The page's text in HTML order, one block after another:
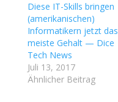
b
e
r
T
w
i
t
t
e
r
z
u
F
a
c
e
k
z
Diese IT-Skills bringen
(amerikanischen)
Informatikern jetzt das
meiste Gehalt — Dice
Tech News
Juli 13, 2017
Ähnlicher Beitrag